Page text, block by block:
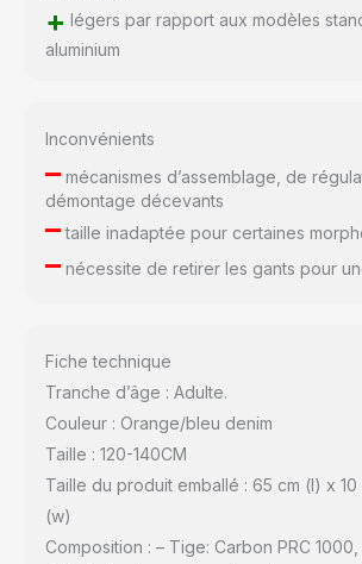
+ légers par rapport aux modèles
aluminium
Inconvénients
–mécanismes d’assemblage, de
démontage décevants
–taille inadaptée pour certaines
–nécessite de retirer les gants pour
Fiche technique
Tranche d’âge : Adulte.
Couleur : Orange/bleu denim
Taille : 120-140CM
Taille du produit emballé : 65 cm (l) x 10
(w)
Composition : – Tige: Carbon PRC 1000,